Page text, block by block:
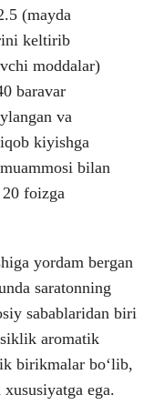
(mayda
keltirib
moddalar)
baravar
va
kiyishga
bilan
foizga
yordam bergan
saratonning
sabablaridan biri
aromatik
birikmalar boʻlib,
ega.